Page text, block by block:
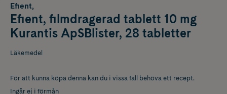
Efient,
Efient, filmdragerad tablett 10 mg
Kurantis ApSBlister, 28 tabletter
Läkemedel
För att kunna köpa denna kan du i vissa fall behöva ett recept.
Ingår ej i förmån